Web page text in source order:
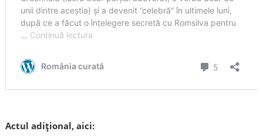
Actul adițional, aici: